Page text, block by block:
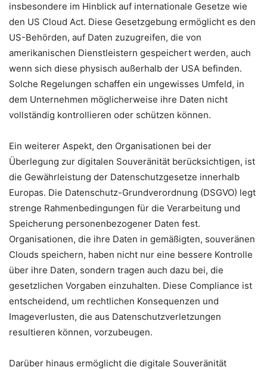
insbesondere im Hinblick auf internationale Gesetze wie
den US Cloud Act. Diese Gesetzgebung ermöglicht es den
US-Behörden, auf Daten zuzugreifen, die von
amerikanischen Dienstleistern gespeichert werden, auch
wenn sich diese physisch außerhalb der USA befinden.
Solche Regelungen schaffen ein ungewisses Umfeld, in
dem Unternehmen möglicherweise ihre Daten nicht
vollständig kontrollieren oder schützen können.
Ein weiterer Aspekt, den Organisationen bei der
Überlegung zur digitalen Souveränität berücksichtigen, ist
die Gewährleistung der Datenschutzgesetze innerhalb
Europas. Die Datenschutz-Grundverordnung (DSGVO) legt
strenge Rahmenbedingungen für die Verarbeitung und
Speicherung personenbezogener Daten fest.
Organisationen, die ihre Daten in gemäßigten, souveränen
Clouds speichern, haben nicht nur eine bessere Kontrolle
über ihre Daten, sondern tragen auch dazu bei, die
gesetzlichen Vorgaben einzuhalten. Diese Compliance ist
entscheidend, um rechtlichen Konsequenzen und
Imageverlusten, die aus Datenschutzverletzungen
resultieren können, vorzubeugen.
Darüber hinaus ermöglicht die digitale Souveränität